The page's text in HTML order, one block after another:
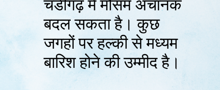
चंडीगढ़ में मौसम अचानक
बदल सकता है। कुछ
जगहों पर हल्की से मध्यम
बारिश होने की उम्मीद है।